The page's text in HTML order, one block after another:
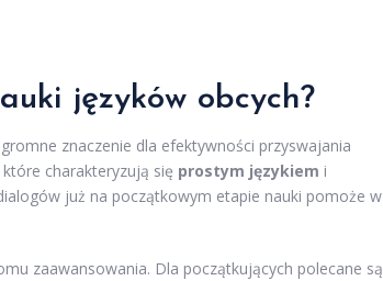
języków obcych?
znaczenie dla efektywności przyswajania
charakteryzują się prostym językiem i
już na początkowym etapie nauki pomoże w
zaawansowania. Dla początkujących polecane są